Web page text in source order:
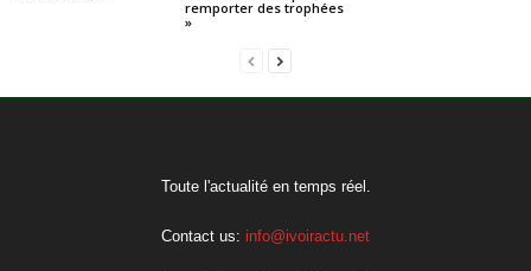
remporter des trophées
»
Toute l'actualité en temps réel.
Contact us: info@ivoiractu.net